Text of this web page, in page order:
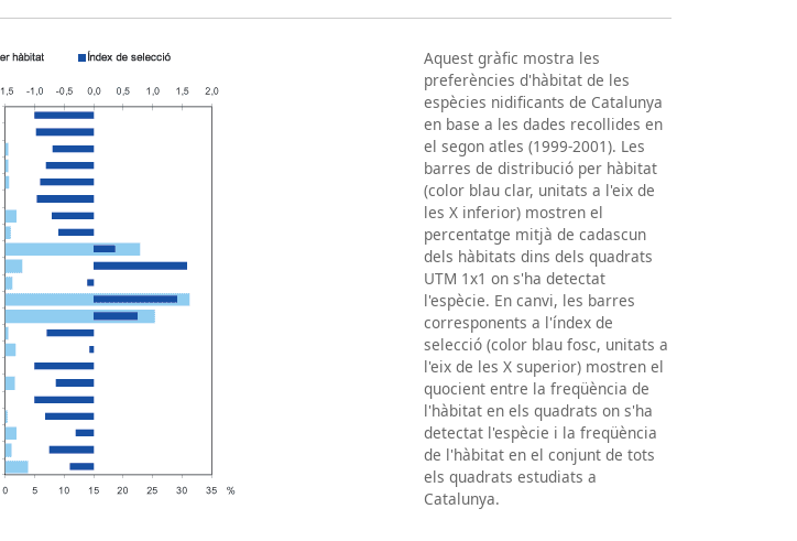
Aquest gràfic mostra les
preferències d'hàbitat de les
espècies nidificants de Catalunya
en base a les dades recollides en
el segon atles (1999-2001). Les
barres de distribució per hàbitat
(color blau clar, unitats a l'eix de
les X inferior) mostren el
percentatge mitjà de cadascun
dels hàbitats dins dels quadrats
UTM 1x1 on s'ha detectat
l'espècie. En canvi, les barres
corresponents a l'índex de
selecció (color blau fosc, unitats a
l'eix de les X superior) mostren el
quocient entre la freqüència de
l'hàbitat en els quadrats on s'ha
detectat l'espècie i la freqüència
de l'hàbitat en el conjunt de tots
els quadrats estudiats a
Catalunya.